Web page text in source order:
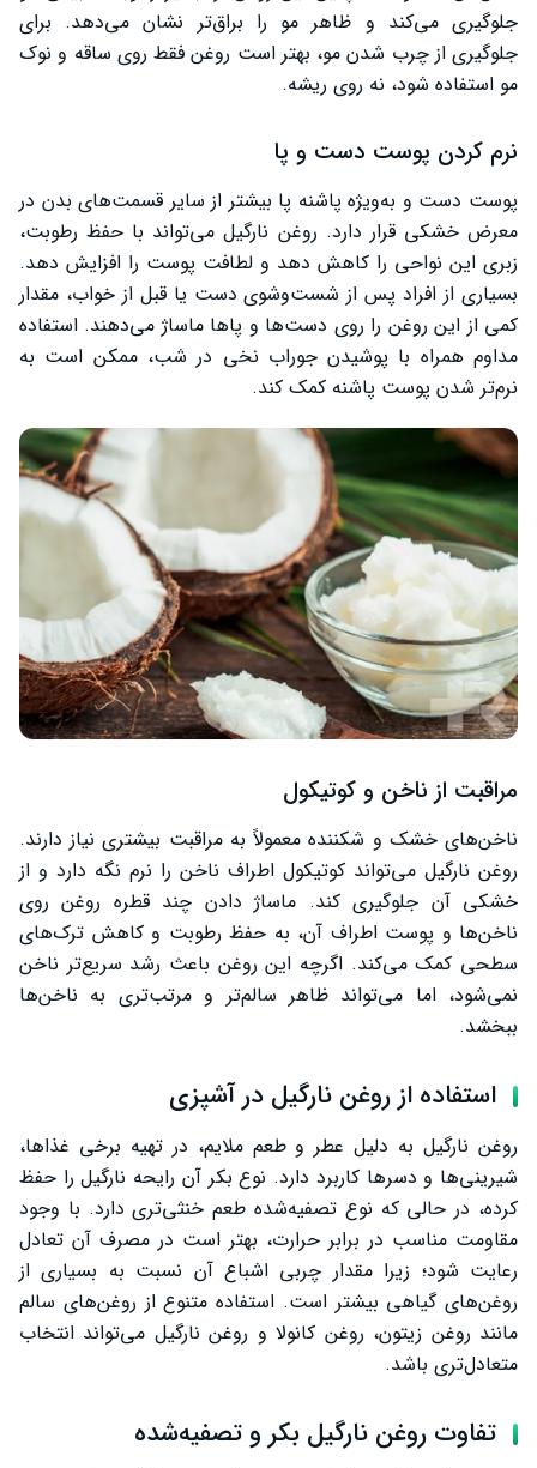
جلوگیری می‌کند و ظاهر مو را براق‌تر نشان می‌دهد. برای
جلوگیری از چرب شدن مو، بهتر است روغن فقط روی ساقه و نوک
مو استفاده شود، نه روی ریشه.
نرم کردن پوست دست و پا
پوست دست و به‌ویژه پاشنه پا بیشتر از سایر قسمت‌های بدن در
معرض خشکی قرار دارد. روغن نارگیل می‌تواند با حفظ رطوبت،
زبری این نواحی را کاهش دهد و لطافت پوست را افزایش دهد.
بسیاری از افراد پس از شست‌وشوی دست یا قبل از خواب، مقدار
کمی از این روغن را روی دست‌ها و پاها ماساژ می‌دهند. استفاده
مداوم همراه با پوشیدن جوراب نخی در شب، ممکن است به
نرم‌تر شدن پوست پاشنه کمک کند.
مراقبت از ناخن و کوتیکول
ناخن‌های خشک و شکننده معمولاً به مراقبت بیشتری نیاز دارند.
روغن نارگیل می‌تواند کوتیکول اطراف ناخن را نرم نگه دارد و از
خشکی آن جلوگیری کند. ماساژ دادن چند قطره روغن روی
ناخن‌ها و پوست اطراف آن، به حفظ رطوبت و کاهش ترک‌های
سطحی کمک می‌کند. اگرچه این روغن باعث رشد سریع‌تر ناخن
نمی‌شود، اما می‌تواند ظاهر سالم‌تر و مرتب‌تری به ناخن‌ها
ببخشد.
استفاده از روغن نارگیل در آشپزی
روغن نارگیل به دلیل عطر و طعم ملایم، در تهیه برخی غذاها،
شیرینی‌ها و دسرها کاربرد دارد. نوع بکر آن رایحه نارگیل را حفظ
کرده، در حالی که نوع تصفیه‌شده طعم خنثی‌تری دارد. با وجود
مقاومت مناسب در برابر حرارت، بهتر است در مصرف آن تعادل
رعایت شود؛ زیرا مقدار چربی اشباع آن نسبت به بسیاری از
روغن‌های گیاهی بیشتر است. استفاده متنوع از روغن‌های سالم
مانند روغن زیتون، روغن کانولا و روغن نارگیل می‌تواند انتخاب
متعادل‌تری باشد.
تفاوت روغن نارگیل بکر و تصفیه‌شده